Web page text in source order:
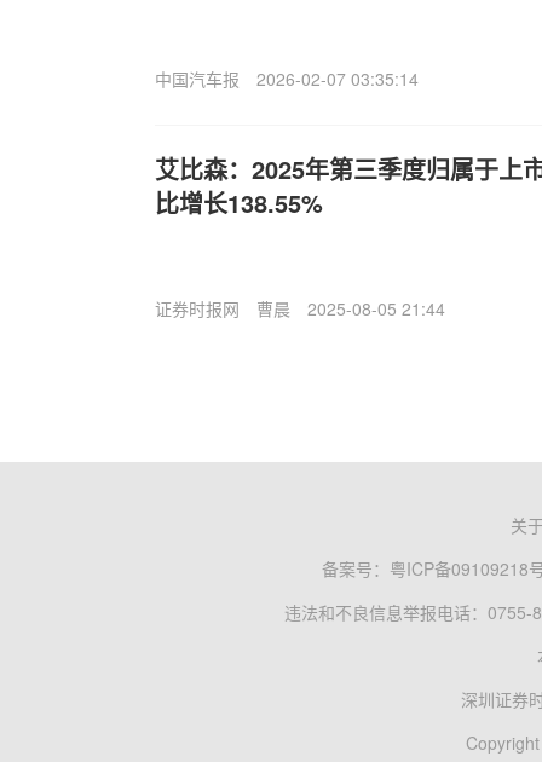
中国汽车报 2026-02-07 03:35:14
艾比森：2025年第三季度归属于上
比增长138.55%
证券时报网 曹晨 2025-08-05 21:44
关
备案号： 粤ICP备09109218
违法和不良信息举报电话：0755-
深圳证券